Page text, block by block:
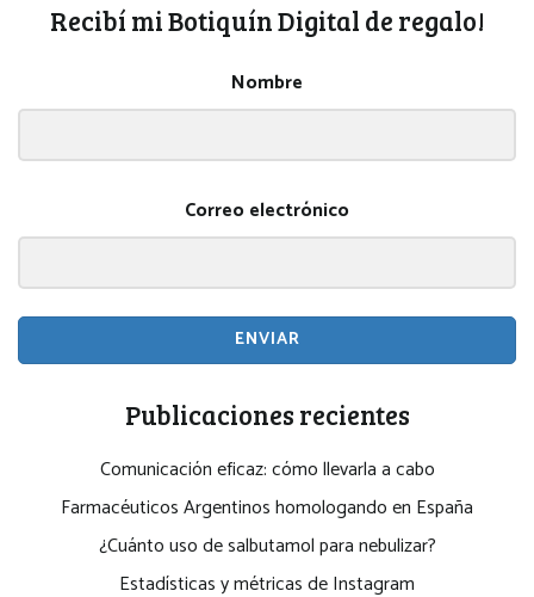
Recibí mi Botiquín Digital de regalo!
Nombre
Correo electrónico
ENVIAR
Publicaciones recientes
Comunicación eficaz: cómo llevarla a cabo
Farmacéuticos Argentinos homologando en España
¿Cuánto uso de salbutamol para nebulizar?
Estadísticas y métricas de Instagram